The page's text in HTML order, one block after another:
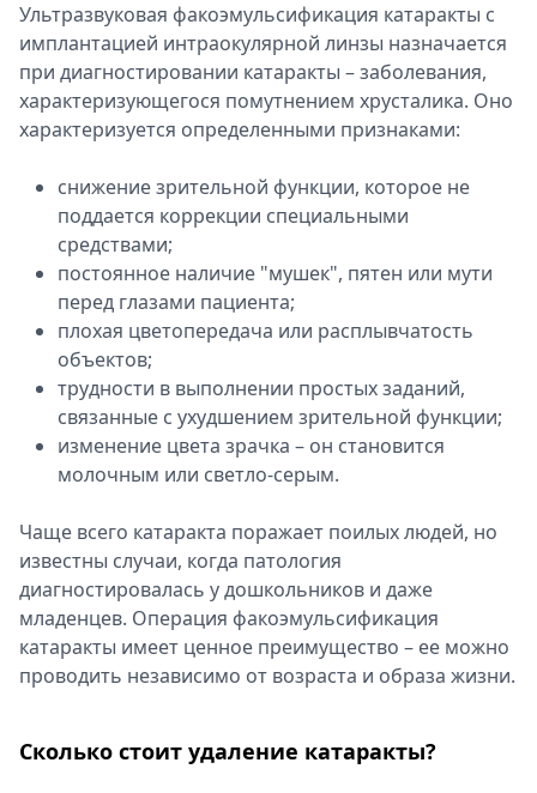
Ультразвуковая факоэмульсификация катаракты с
имплантацией интраокулярной линзы назначается
при диагностировании катаракты – заболевания,
характеризующегося помутнением хрусталика. Оно
характеризуется определенными признаками:
снижение зрительной функции, которое не
поддается коррекции специальными
средствами;
постоянное наличие "мушек", пятен или мути
перед глазами пациента;
плохая цветопередача или расплывчатость
объектов;
трудности в выполнении простых заданий,
связанные с ухудшением зрительной функции;
изменение цвета зрачка – он становится
молочным или светло-серым.
Чаще всего катаракта поражает поилых людей, но
известны случаи, когда патология
диагностировалась у дошкольников и даже
младенцев. Операция факоэмульсификация
катаракты имеет ценное преимущество – ее можно
проводить независимо от возраста и образа жизни.
Сколько стоит удаление катаракты?